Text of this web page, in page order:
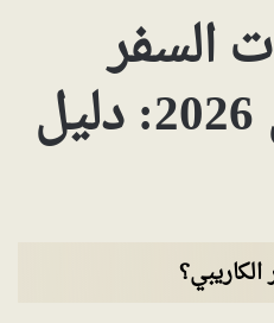
السفر
الكاريبية في 2026: دليل